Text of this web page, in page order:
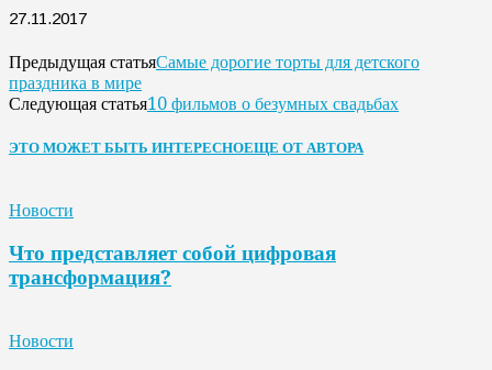
27.11.2017
Предыдущая статьяСамые дорогие торты для детского
праздника в мире
Следующая статья10 фильмов о безумных свадьбах
ЭТО МОЖЕТ БЫТЬ ИНТЕРЕСНОЕЩЕ ОТ АВТОРА
Новости
Что представляет собой цифровая
трансформация?
Новости